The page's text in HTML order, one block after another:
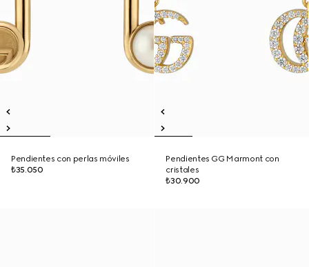
Pendientes con perlas móviles
₺35.050
Pendientes GG Marmont con
cristales
₺30.900